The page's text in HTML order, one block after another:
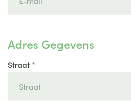
Adres Gegevens
Straat